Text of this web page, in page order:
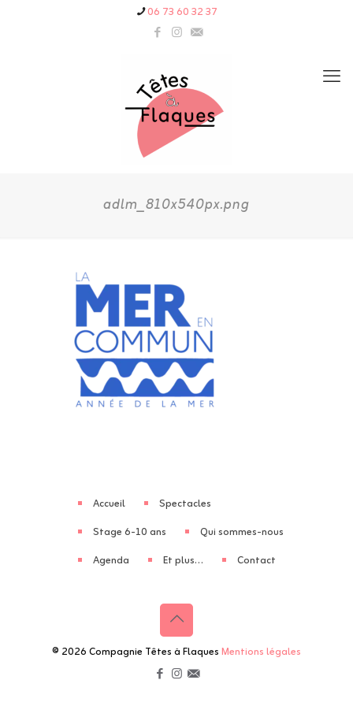
06 73 60 32 37
adlm_810x540px.png
Accueil
Spectacles
Stage 6-10 ans
Qui sommes-nous
Agenda
Et plus… Contact
© 2026 Compagnie Têtes à FlaquesMentions légales